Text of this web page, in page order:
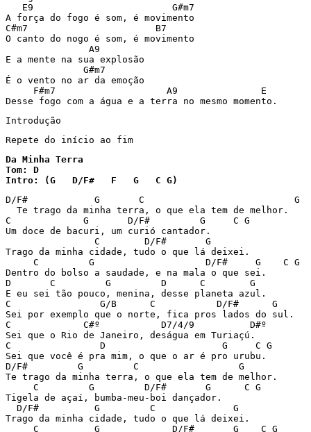
   E9                         G#m7
A força do fogo é som, é movimento
C#m7                       B7
O canto do nogo é som, é movimento
               A9
E a mente na sua explosão
              G#m7
É o vento no ar da emoção
     F#m7                    A9               E
Desse fogo com a água e a terra no mesmo momento.
Introdução
Repete do início ao fim
Da Minha Terra
Tom: D
Intro: (G   D/F#   F   G   C G)
D/F#            G       C                           G
  Te trago da minha terra, o que ela tem de melhor.
C             G       D/F#         G     C G
Um doce de bacuri, um curió cantador.
                C        D/F#       G
Trago da minha cidade, tudo o que lá deixei.
     C         G                    D/F#     G    C G
Dentro do bolso a saudade, e na mala o que sei.
D       C         G         D      C        G
E eu sei tão pouco, menina, desse planeta azul.
C                G/B      C           D/F#      G
Sei por exemplo que o norte, fica pros lados do sul.
C             C#º           D7/4/9          D#º
Sei que o Rio de Janeiro, deságua em Turiaçú.
C                D                     G     C G
Sei que você é pra mim, o que o ar é pro urubu.
D/F#         G         C                  G
Te trago da minha terra, o que ela tem de melhor.
     C         G         D/F#       G      C G
Tigela de açaí, bumba-meu-boi dançador.
  D/F#          G         C              G
Trago da minha cidade, tudo o que lá deixei.
     C          G             D/F#       G    C G